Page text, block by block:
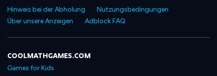
Hinweis bei der Abholung
Nutzungsbedingungen
Über unsere Anzeigen
Adblock FAQ
COOLMATHGAMES.COM
Games for Kids